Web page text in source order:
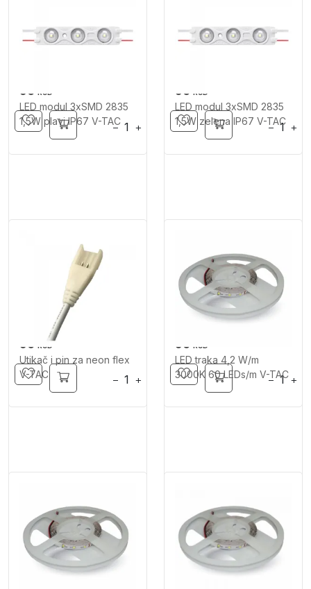
90 RSD
− +
90 RSD
− +
LED modul 3xSMD 2835
1,5W plavi IP67 V-TAC
90 RSD
− +
LED modul 3xSMD 2835
1,5W zelena IP67 V-TAC
90 RSD
− +
Utikač i pin za neon flex
V-TAC
LED traka 4,2 W/m
3000K 60 LEDs/m V-TAC